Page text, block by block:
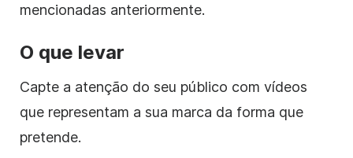
mencionadas anteriormente.
O que levar
Capte a atenção do seu público com vídeos
que representam a sua marca da forma que
pretende.